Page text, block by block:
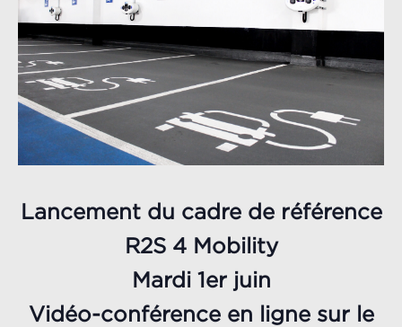
Lancement du cadre de référence
R2S 4 Mobility
Mardi 1er juin
Vidéo-conférence en ligne sur le